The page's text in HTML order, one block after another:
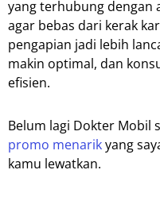
yang terhubung dengan
agar bebas dari kerak
pengapian jadi lebih
makin optimal, dan
efisien.
Belum lagi Dokter Mobil
promo menarikyang
kamu lewatkan.